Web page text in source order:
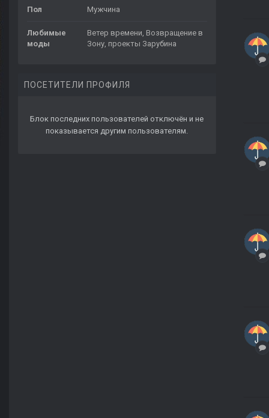
Пол Мужчина
Любимые
моды
Ветер времени, Возвращение в
Зону, проекты Зарубина
ПОСЕТИТЕЛИ ПРОФИЛЯ
Блок последних пользователей отключён и не
показывается другим пользователям.